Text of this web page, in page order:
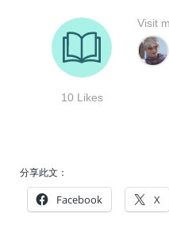
分享此文：
Facebook X